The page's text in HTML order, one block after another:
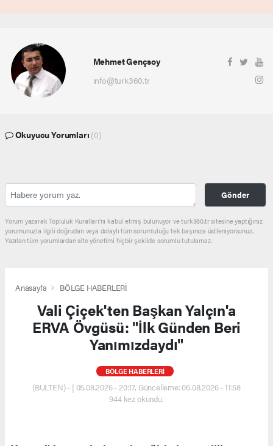
Mehmet Gençsoy
info@turk360.tr
Okuyucu Yorumları (0)
Gönder
Yorum yazarak Topluluk Kuralları’nı kabul etmiş bulunuyor ve turk360.tr sitesine yaptığınız
yorumunuzla ilgili doğrudan veya dolaylı tüm sorumluluğu tek başınıza üstleniyorsunuz.
Yazılan tüm yorumlardan site yönetimi hiçbir şekilde sorumlu tutulamaz.
Anasayfa BÖLGE HABERLERİ
Vali Çiçek'ten Başkan Yalçın'a
ERVA Övgüsü: "İlk Günden Beri
Yanımızdaydı"
BÖLGE HABERLERİ
(BÜLTEN) - | 05.08.2026 - 20:17, Güncelleme: 06.08.2026 - 11:58
944 kez okundu.